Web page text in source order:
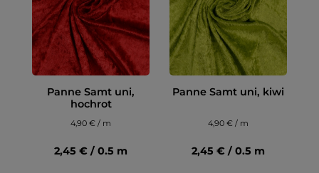
Panne Samt uni,
hochrot
4,90 € / m
2,45 € / 0.5 m
Panne Samt uni, kiwi
4,90 € / m
2,45 € / 0.5 m